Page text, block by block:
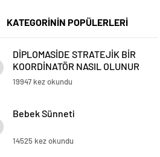
KATEGORİNİN POPÜLERLERİ
DİPLOMASİDE STRATEJİK BİR
KOORDİNATÖR NASIL OLUNUR
19947 kez okundu
Bebek Sünneti
14525 kez okundu